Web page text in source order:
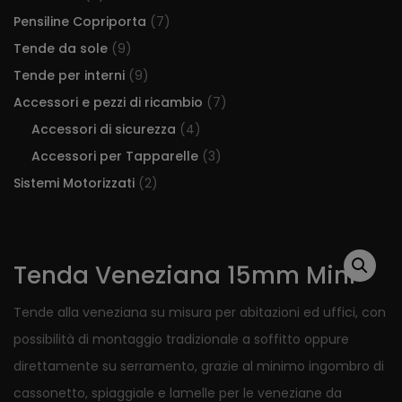
Tenda Veneziana 15mm Mini
Tende alla veneziana su misura per abitazioni ed uffici, con
possibilità di montaggio tradizionale a soffitto oppure
direttamente su serramento, grazie al minimo ingombro di
cassonetto, spiaggiale e lamelle per le veneziane da
Pensiline Copriporta (7)
Tende da sole (9)
Tende per interni (9)
Accessori e pezzi di ricambio (7)
Accessori di sicurezza (4)
Accessori per Tapparelle (3)
Sistemi Motorizzati (2)